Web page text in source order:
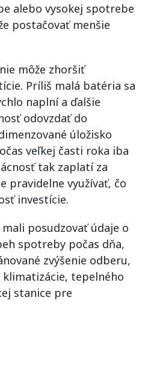
alebo vysokej spotrebe
postačovať menšie
môže zhoršiť
Príliš malá batéria sa
naplní a ďalšie
odovzdať do
úložisko
veľkej časti roka iba
tak zaplatí za
pravidelne využívať, čo
investície.
posudzovať údaje o
spotreby počas dňa,
zvýšenie odberu,
tepelného
stanice pre